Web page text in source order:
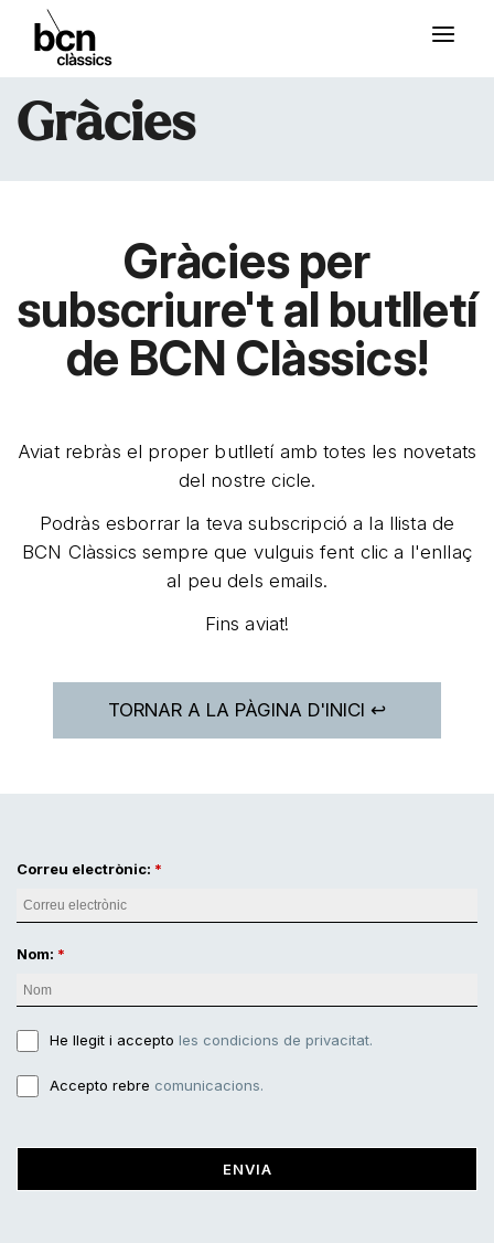
Gràcies
Gràcies per
subscriure't al butlletí
de BCN Clàssics!
Aviat rebràs el proper butlletí amb totes les novetats
del nostre cicle.
Podràs esborrar la teva subscripció a la llista de
BCN Clàssics sempre que vulguis fent clic a l'enllaç
al peu dels emails.
Fins aviat!
TORNAR A LA PÀGINA D'INICI ↩
Correu electrònic:
Nom:
He llegit i accepto les condicions de privacitat.
Accepto rebre comunicacions.
ENVIA